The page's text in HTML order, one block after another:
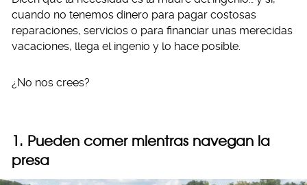
cuando no tenemos dinero para pagar costosas
reparaciones, servicios o para financiar unas merecidas
vacaciones, llega el ingenio y lo hace posible.
¿No nos crees?
1. Pueden comer mientras navegan la
presa